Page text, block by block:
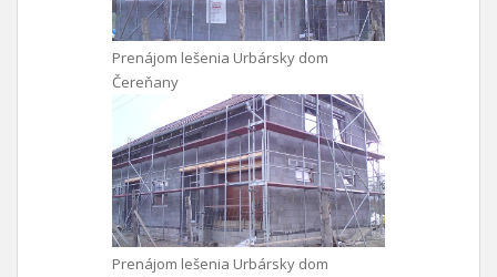
Prenájom lešenia Urbársky dom
Čereňany
Prenájom lešenia Urbársky dom